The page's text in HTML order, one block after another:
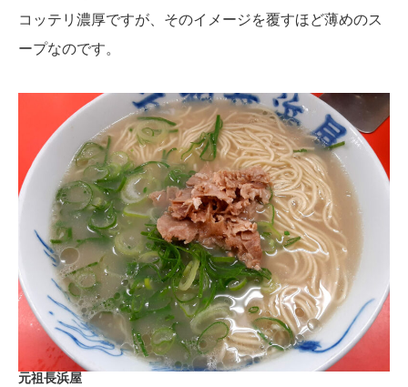
コッテリ濃厚ですが、そのイメージを覆すほど薄めのス
ープなのです。
元祖長浜屋